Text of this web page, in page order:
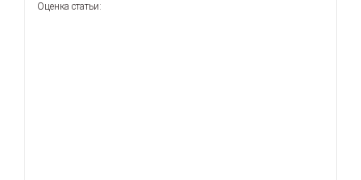
Оценка статьи: